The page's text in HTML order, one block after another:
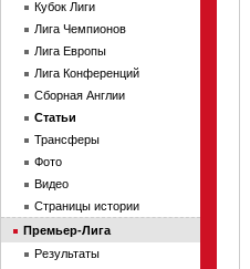
Кубок Лиги
Лига Чемпионов
Лига Европы
Лига Конференций
Сборная Англии
Статьи
Трансферы
Фото
Видео
Страницы истории
Премьер-Лига
Результаты